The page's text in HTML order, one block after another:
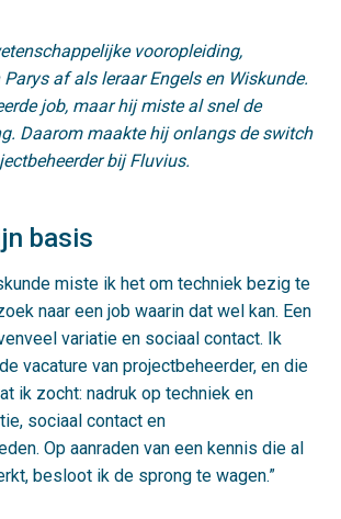
vooropleiding,
af als leraar Engels en Wiskunde.
job, maar hij miste al snel de
Daarom maakte hij onlangs de switch
bij Fluvius.
basis
miste ik het om techniek bezig te
naar een job waarin dat wel kan. Een
variatie en sociaal contact. Ik
vacature van projectbeheerder, en die
ik zocht: nadruk op techniek en
sociaal contact en
Op aanraden van een kennis die al
besloot ik de sprong te wagen.